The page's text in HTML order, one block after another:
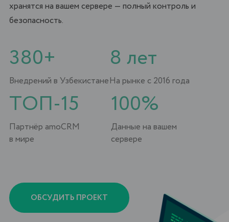
ОБСУДИТЬ ПРОЕКТ
TОП-15
Партнёр amoCRM
100%